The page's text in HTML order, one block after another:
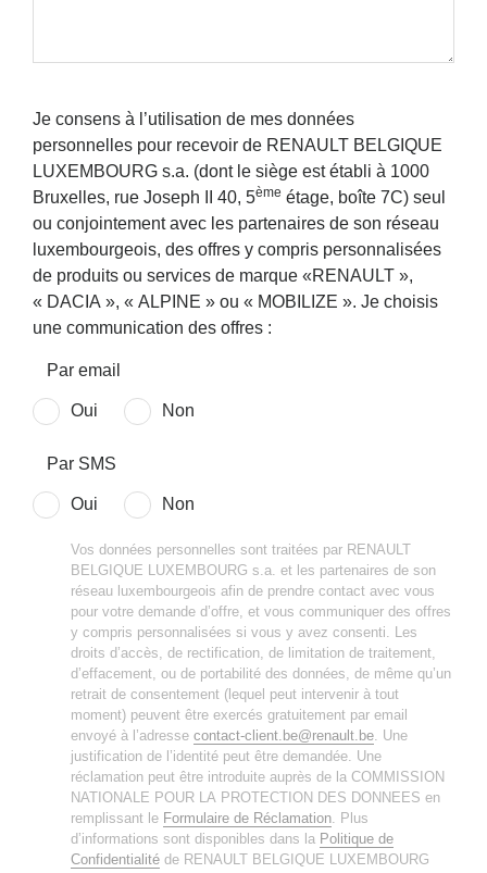
Je consens à l’utilisation de mes données
personnelles pour recevoir de RENAULT BELGIQUE
LUXEMBOURG s.a. (dont le siège est établi à 1000
Bruxelles, rue Joseph II 40, 5ème étage, boîte 7C) seul
ou conjointement avec les partenaires de son réseau
luxembourgeois, des offres y compris personnalisées
de produits ou services de marque «RENAULT »,
« DACIA », « ALPINE » ou « MOBILIZE ». Je choisis
une communication des offres :
Par email
Oui Non
Par SMS
Oui Non
Vos données personnelles sont traitées par RENAULT
BELGIQUE LUXEMBOURG s.a. et les partenaires de son
réseau luxembourgeois afin de prendre contact avec vous
pour votre demande d’offre, et vous communiquer des offres
y compris personnalisées si vous y avez consenti. Les
droits d’accès, de rectification, de limitation de traitement,
d’effacement, ou de portabilité des données, de même qu’un
retrait de consentement (lequel peut intervenir à tout
moment) peuvent être exercés gratuitement par email
envoyé à l’adresse contact-client.be@renault.be. Une
justification de l’identité peut être demandée. Une
réclamation peut être introduite auprès de la COMMISSION
NATIONALE POUR LA PROTECTION DES DONNEES en
remplissant le Formulaire de Réclamation. Plus
d’informations sont disponibles dans la Politique de
Confidentialité de RENAULT BELGIQUE LUXEMBOURG